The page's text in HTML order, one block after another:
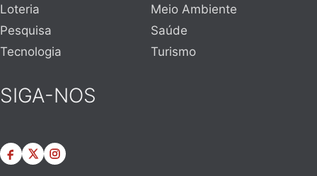
Loteria
Meio Ambiente
Pesquisa
Saúde
Tecnologia
Turismo
SIGA-NOS